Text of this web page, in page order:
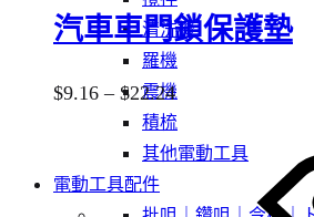
清洗機
羅機
震機
積梳
其他電動工具
電動工具配件
may
be
chosen
on
the
product
page
汽車車門鎖保護墊
$9.16 – $22.24Price
range:
$9.16
This
product
has